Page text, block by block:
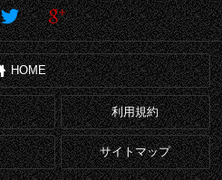
HOME
利用規約
サイトマップ